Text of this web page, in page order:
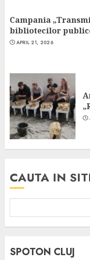
Campania
bibliotecilor
APRIL 21, 2026
CAUTA IN
SPOTON CLUJ